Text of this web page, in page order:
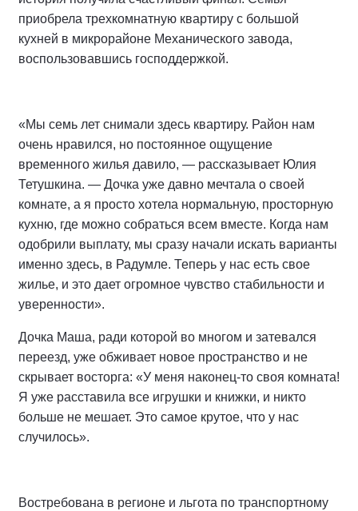
приобрела трехкомнатную квартиру с большой
кухней в микрорайоне Механического завода,
воспользовавшись господдержкой.
«Мы семь лет снимали здесь квартиру. Район нам
очень нравился, но постоянное ощущение
временного жилья давило, — рассказывает Юлия
Тетушкина. — Дочка уже давно мечтала о своей
комнате, а я просто хотела нормальную, просторную
кухню, где можно собраться всем вместе. Когда нам
одобрили выплату, мы сразу начали искать варианты
именно здесь, в Радумле. Теперь у нас есть свое
жилье, и это дает огромное чувство стабильности и
уверенности».
Дочка Маша, ради которой во многом и затевался
переезд, уже обживает новое пространство и не
скрывает восторга: «У меня наконец-то своя комната!
Я уже расставила все игрушки и книжки, и никто
больше не мешает. Это самое крутое, что у нас
случилось».
Востребована в регионе и льгота по транспортному